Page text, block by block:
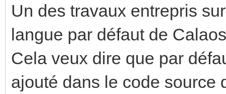
Un des travaux entrepris
langue par défaut de
Cela veux dire que par
ajouté dans le code source